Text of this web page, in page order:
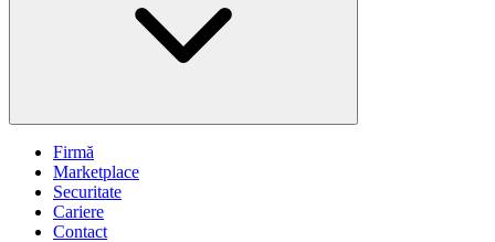
Firmă
Marketplace
Securitate
Cariere
Contact